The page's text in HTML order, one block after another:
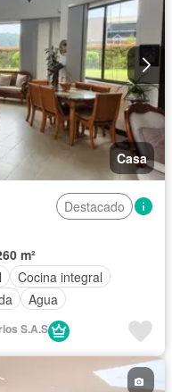
Casa
Destacado
m²
Cocina integral
Agua
S.A.S